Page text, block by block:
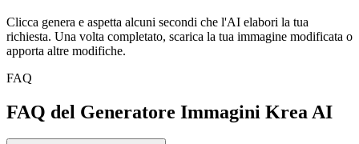
Clicca genera e aspetta alcuni secondi che l'AI elabori la tua
richiesta. Una volta completato, scarica la tua immagine modificata o
apporta altre modifiche.
FAQ
FAQ del Generatore Immagini Krea AI